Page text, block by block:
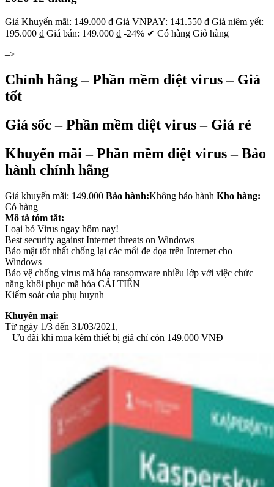
Giá Khuyến mãi: 149.000 ₫ Giá VNPAY: 141.550 ₫ Giá niêm yết:
195.000 ₫ Giá bán: 149.000 ₫ -24% ✔ Có hàng Giỏ hàng
–>
Chính hãng – Phần mềm diệt virus – Giá
tốt
Giá sốc – Phần mềm diệt virus – Giá rẻ
Khuyến mãi – Phần mềm diệt virus – Bảo
hành chính hãng
Giá khuyến mãi: 149.000 Bảo hành:Không bảo hành Kho hàng:
Có hàng
Mô tả tóm tắt:
Loại bỏ Virus ngay hôm nay!
Best security against Internet threats on Windows
Bảo mật tốt nhất chống lại các mối đe dọa trên Internet cho
Windows
Bảo vệ chống virus mã hóa ransomware nhiều lớp với việc chức
năng khôi phục mã hóa CẢI TIẾN
Kiểm soát của phụ huynh
Khuyến mại:
Từ ngày 1/3 đến 31/03/2021,
– Ưu đãi khi mua kèm thiết bị giá chỉ còn 149.000 VNĐ